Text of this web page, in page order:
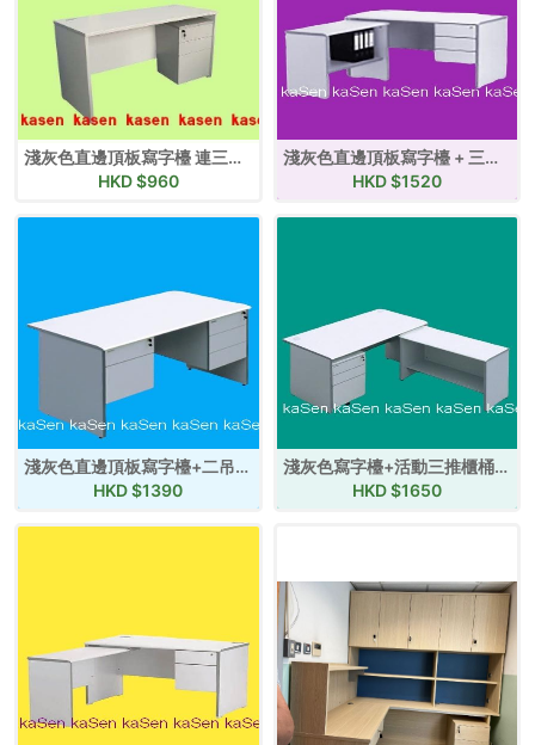
淺灰色直邊頂板寫字檯 連三推櫃桶 (內有價目表)
HKD $960
淺灰色直邊頂板寫字檯 + 三吊櫃桶+ 獨立副檯連層板 (內有價目表)
HKD $1520
淺灰色直邊頂板寫字檯+二吊+三吊櫃桶 (內有價目表)
HKD $1390
淺灰色寫字檯+活動三推櫃桶+獨立副檯(連層板) (內有價目表)
HKD $1650